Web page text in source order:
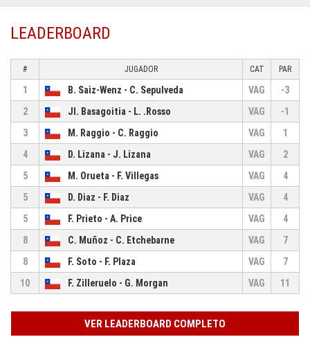
LEADERBOARD
# JUGADOR CAT PAR
1 B. Saiz-Wenz - C. Sepulveda VAG
-3
2
JI. Basagoitia - L. .Rosso VAG
-1
3
M. Raggio - C. Raggio VAG
1
4
D. Lizana - J. Lizana VAG
2
5
M. Orueta - F. Villegas VAG
4
5
D. Diaz - F. Diaz VAG
4
5
F. Prieto - A. Price VAG
4
8
C. Muñoz - C. Etchebarne VAG
7
8
F. Soto - F. Plaza VAG
7
10
F. Zilleruelo - G. Morgan VAG 11
VER LEADERBOARD COMPLETO